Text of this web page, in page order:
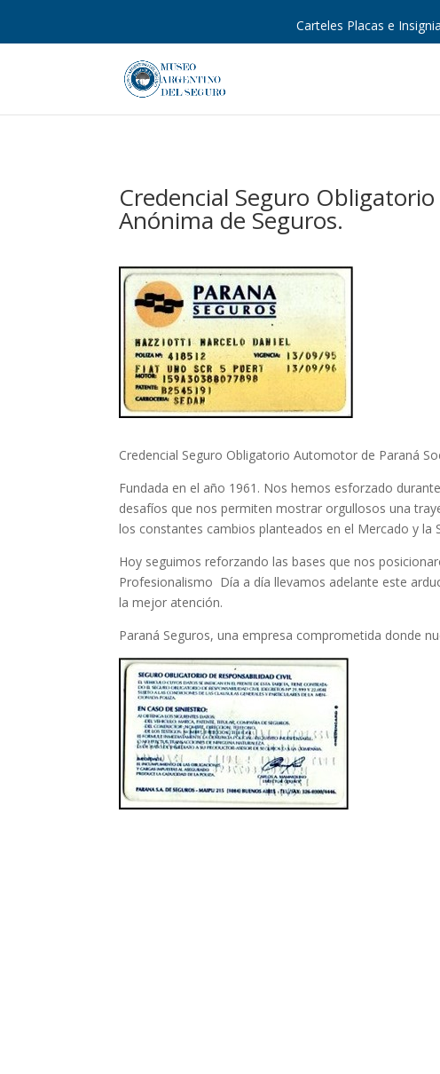
Carteles Placas e
Credencial Seguro
Anónima de Seguros.
Credencial Seguro Obligatorio Automotor de Paraná
Fundada en el año 1961. Nos hemos esforzado
desafíos que nos permiten mostrar orgullosos una
los constantes cambios planteados en el Mercado y la
Hoy seguimos reforzando las bases que nos
Profesionalismo Día a día llevamos adelante este
la mejor atención.
Paraná Seguros, una empresa comprometida donde